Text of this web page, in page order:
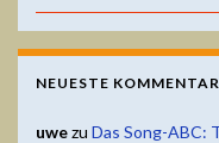
NEUESTE
uwezu Das Song-ABC: